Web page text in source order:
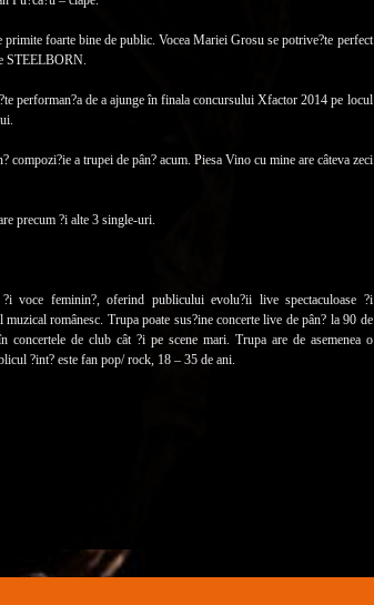
foarte bine de public. Vocea Mariei Grosu se potrive?te perfect
STEELBORN.
performan?a de a ajunge în finala concursului Xfactor 2014 pe locul
a trupei de pân? acum. Piesa Vino cu mine are câteva zeci
precum ?i alte 3 single-uri.
voce feminin?, oferind publicului evolu?ii live spectaculoase ?i
românesc. Trupa poate sus?ine concerte live de pân? la 90 de
concertele de club cât ?i pe scene mari. Trupa are de asemenea o
?int? este fan pop/ rock, 18 – 35 de ani.